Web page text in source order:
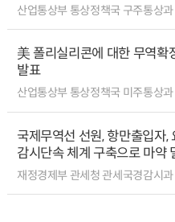
산업통상부 통상정책국 구주통상과
美 폴리실리콘에 대한 무역확
발표
산업통상부 통상정책국 미주통상과
국제무역선 선원, 항만출입자
감시단속 체계 구축으로 마약
재정경제부 관세청 관세국경감시과